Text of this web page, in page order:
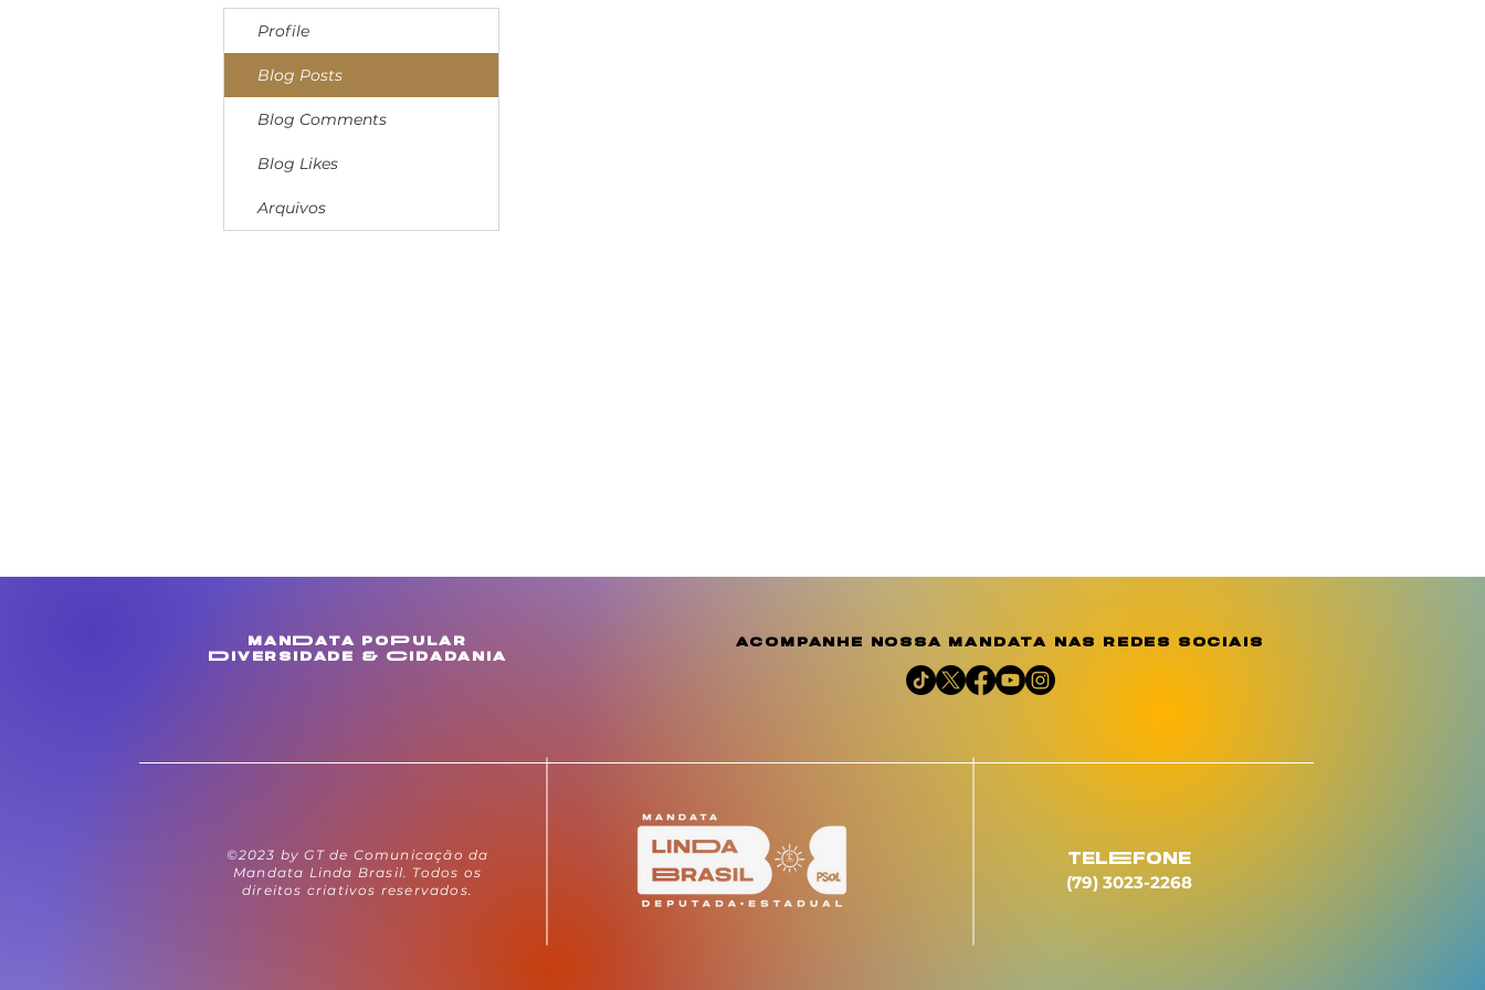
Profile
Blog Posts
Blog Comments
Blog Likes
Arquivos
manData poPular
Diversidade & Cidadania
acompanhe nossa mandata nas redes sociais
©2023 by GT de Comunicação da
Mandata Linda Brasil. Todos os
direitos criativos reservados.
telEfone
(79) 3023-2268